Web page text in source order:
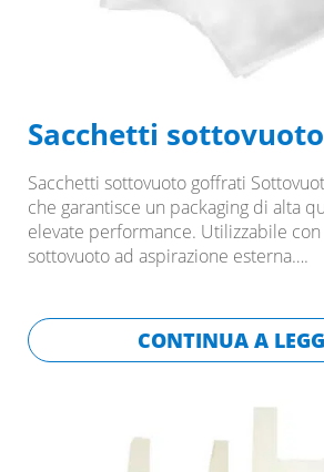
Sacchetti
Sacchetti sottovuoto goffrati
che garantisce un packaging di alta
elevate performance. Utilizzabile
sottovuoto ad aspirazione esterna….
CONTINUA A